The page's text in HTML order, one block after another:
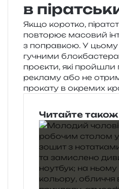
в
Якщо коро­тко,
повто­рює масо­вий
з поправ­кою. У цьому
гучни­ми
про­є­кти, які
рекла­му або не
про­ка­ту в окре­мих
Читайте також